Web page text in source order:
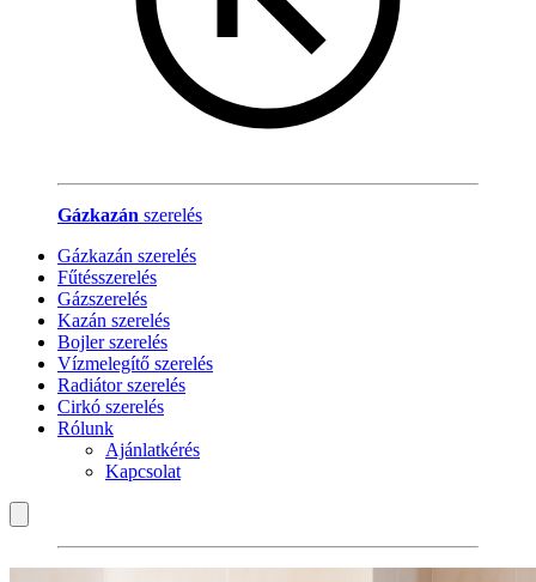
Gázkazán szerelés
Gázkazán szerelés
Fűtésszerelés
Gázszerelés
Kazán szerelés
Bojler szerelés
Vízmelegítő szerelés
Radiátor szerelés
Cirkó szerelés
Rólunk
Ajánlatkérés
Kapcsolat